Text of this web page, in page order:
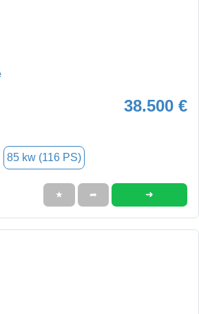
38.500 €
85 kw (116 PS)
★ ➦ ➜